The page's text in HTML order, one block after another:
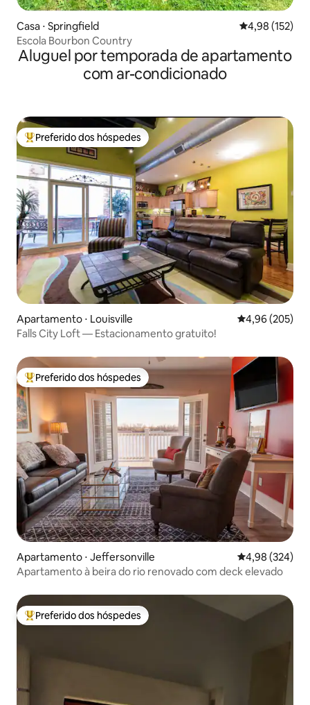
Casa ⋅ Springfield 4,98 de uma
4,98 (152)
Escola Bourbon Country
Aluguel por temporada de apartamento
com ar-condicionado
Entre os melhores preferidos dos hóspedes
Preferido dos hóspedes
Apartamento ⋅ Louisville 4,96 de uma
4,96 (205)
Falls City Loft — Estacionamento gratuito!
Entre os melhores preferidos dos hóspedes
Preferido dos hóspedes
Apartamento ⋅ Jeffersonville 4,98 de uma
4,98 (324)
Apartamento à beira do rio renovado com deck elevado
Entre os melhores preferidos dos hóspedes
Preferido dos hóspedes